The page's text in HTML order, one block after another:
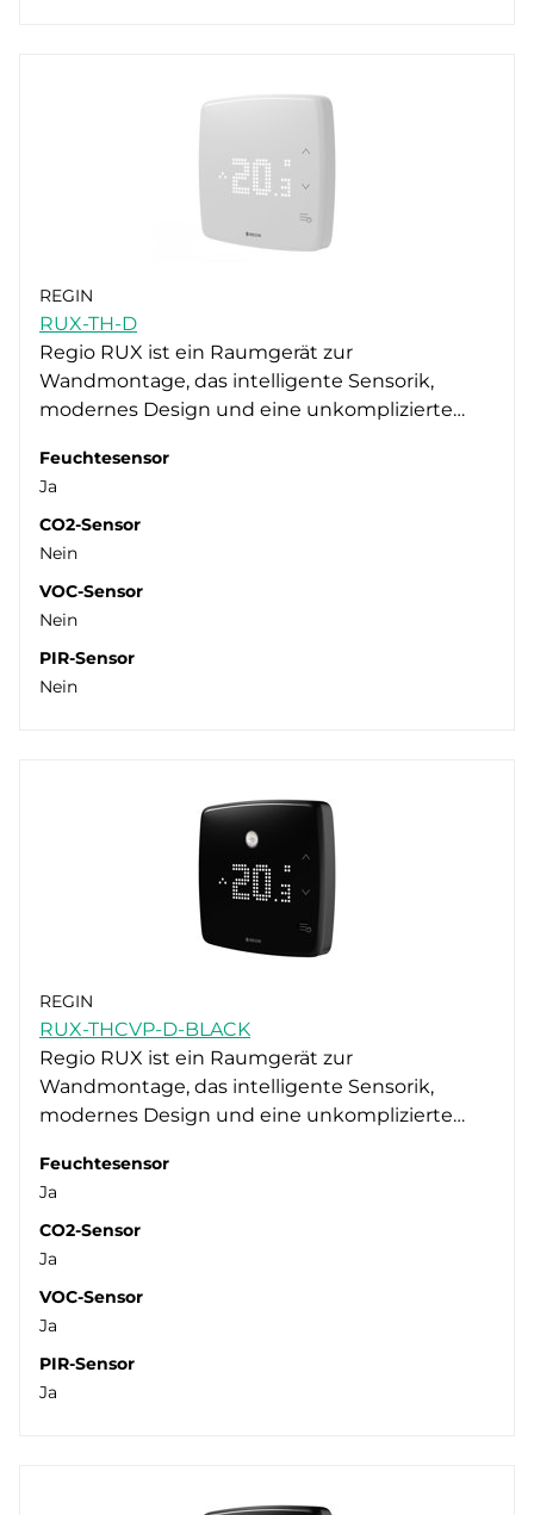
REGIN
RUX-TH-D
Regio RUX ist ein Raumgerät zur
Wandmontage, das intelligente Sensorik,
modernes Design und eine unkomplizierte…
Feuchtesensor
Ja
CO2-Sensor
Nein
VOC-Sensor
Nein
PIR-Sensor
Nein
REGIN
RUX-THCVP-D-BLACK
Regio RUX ist ein Raumgerät zur
Wandmontage, das intelligente Sensorik,
modernes Design und eine unkomplizierte…
Feuchtesensor
Ja
CO2-Sensor
Ja
VOC-Sensor
Ja
PIR-Sensor
Ja